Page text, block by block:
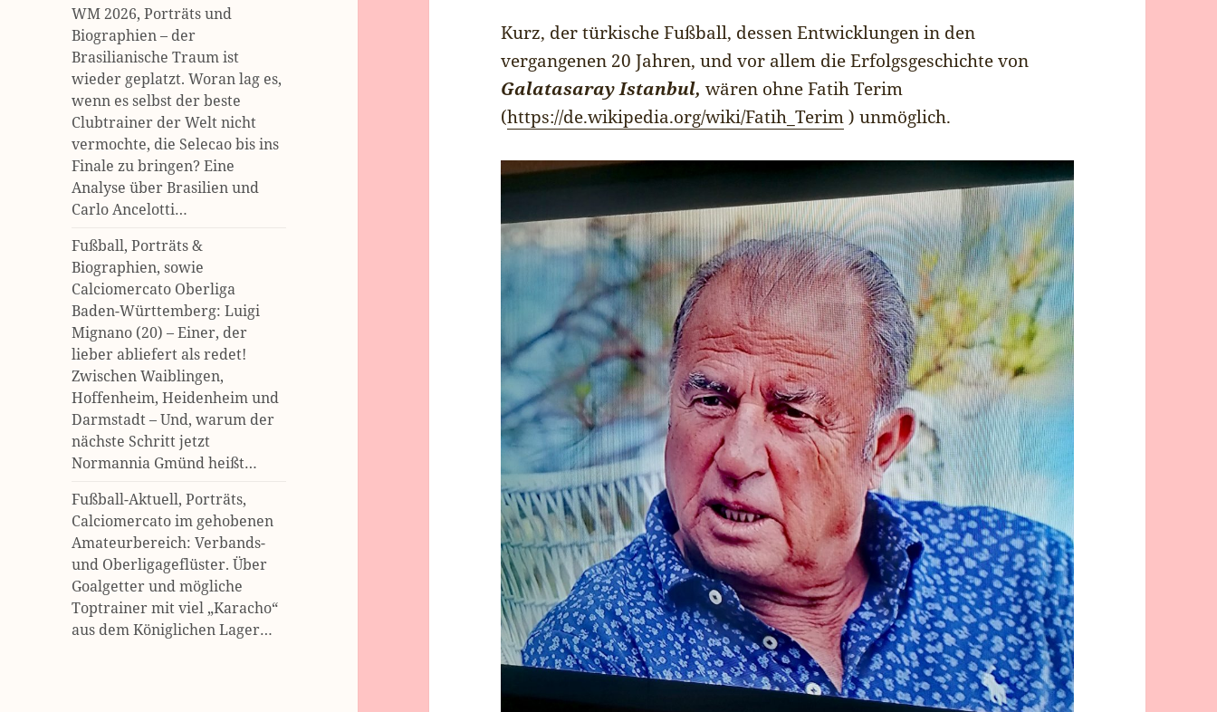
WM 2026, Porträts und
Biographien – der
Brasilianische Traum ist
wieder geplatzt. Woran lag es,
wenn es selbst der beste
Clubtrainer der Welt nicht
vermochte, die Selecao bis ins
Finale zu bringen? Eine
Analyse über Brasilien und
Carlo Ancelotti…
Fußball, Porträts &
Biographien, sowie
Calciomercato Oberliga
Baden-Württemberg: Luigi
Mignano (20) – Einer, der
lieber abliefert als redet!
Zwischen Waiblingen,
Hoffenheim, Heidenheim und
Darmstadt – Und, warum der
nächste Schritt jetzt
Normannia Gmünd heißt…
Fußball-Aktuell, Porträts,
Calciomercato im gehobenen
Amateurbereich: Verbands-
und Oberligageflüster. Über
Goalgetter und mögliche
Toptrainer mit viel „Karacho“
aus dem Königlichen Lager…
Kurz, der türkische Fußball, dessen Entwicklungen in den
vergangenen 20 Jahren, und vor allem die Erfolgsgeschichte von
Galatasaray Istanbul,wären ohne Fatih Terim
(https://de.wikipedia.org/wiki/Fatih_Terim) unmöglich.